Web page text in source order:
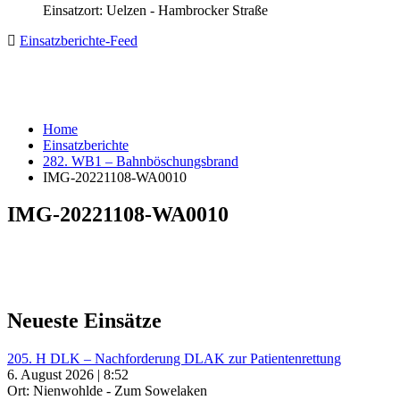
Einsatzort: Uelzen - Hambrocker Straße
Einsatzberichte-Feed
Home
Einsatzberichte
282. WB1 – Bahnböschungsbrand
IMG-20221108-WA0010
IMG-20221108-WA0010
Neueste Einsätze
205. H DLK – Nachforderung DLAK zur Patientenrettung
6. August 2026 | 8:52
Ort: Nienwohlde - Zum Sowelaken